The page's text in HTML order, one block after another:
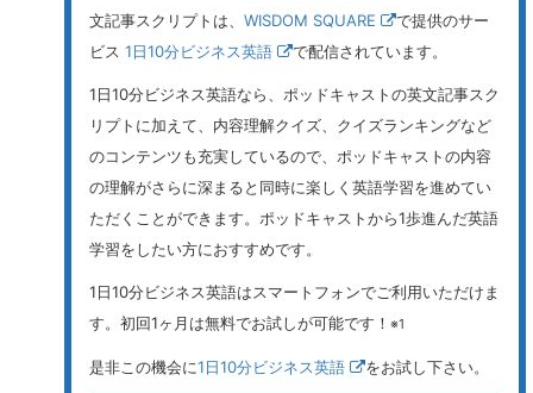
文記事スクリプトは、 WISDOM SQUARE
で提供のサー
ビス 1日10分ビジネス英語 で配信されています。
1日10分ビジネス英語なら、ポッドキャストの英文記事スク
リプトに加えて、内容理解クイズ、クイズランキングなど
のコンテンツも充実しているので、ポッドキャストの内容
の理解がさらに深まると同時に楽しく英語学習を進めてい
ただくことができます。ポッドキャストから1歩進んだ英語
学習をしたい方におすすめです。
1日10分ビジネス英語はスマートフォンでご利用いただけま
す。初回1ヶ月は無料でお試しが可能です！ ※1
是非この機会に1日10分ビジネス英語 をお試し下さい。